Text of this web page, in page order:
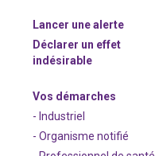
Lancer une alerte
Déclarer un effet
indésirable
Vos démarches
- Industriel
- Organisme notifié